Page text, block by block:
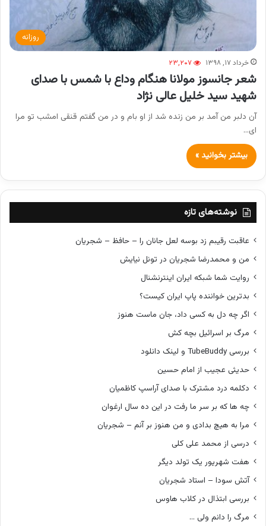
روزانه
خرداد ۱۷, ۱۳۹۸ ۲۳,۲۰۷
شعر جانسوز مولانا هنگام وداع با شمس با صدای
شهید سید خلیل عالی نژاد
آن دلبر من آمد بر من زنده شد از او بام و در من گفتم قنقی امشب تو مرا
ای…
بیشتر بخوانید »
نوشته‌های تازه
عاقبت رقیبم زد بوسه لعل جانان را – حافظ – شجریان
من و محمدرضا شجریان در تونل نیایش
روایت شما شبکه ایران اینترنشنال
بدترین خواننده پاپ ایران کیست؟
اگر چه دل به کسی داد، جان ماست هنوز
مرگ بر اسرائیل بچه کش
بررسی TubeBuddy و لینک دانلود
حدیثی عجیب از امام حسین
دکلمه درد مشترک با صدای آراسپ کاظمیان
چه ها که بر سر ما رفت در این ده سال ارغوان
مرا به هیچ بدادی و من هنوز بر آنم – شجریان
درسی از محمد علی کلی
هفت شهریور یک تولد دیگر
آتش سودا – استاد شجریان
بررسی ابتذال در کلاب هاوس
مرگ را دانم ولی …